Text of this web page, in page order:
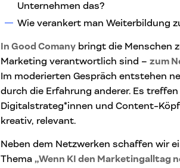
Unternehmen das?
Wie verankert man Weiterbildung
In Good Comanybringt die Menschen
Marketing verantwortlich sind – zum
Im moderierten Gespräch entstehen
durch die Erfahrung anderer. Es
Digitalstrateg*innen und Content-
kreativ, relevant.
Neben dem Netzwerken schaffen wir
Thema „Wenn KI den Marketingalltag